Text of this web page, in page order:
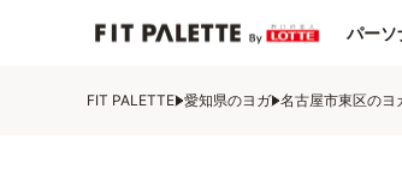
パーソ
FIT PALETTE 愛知県のヨガ 名古屋市東区のヨ